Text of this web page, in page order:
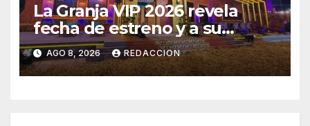
La Granja VIP 2026 revela
fecha de estreno y a su
primer famoso confirmado
AGO 8, 2026 REDACCION